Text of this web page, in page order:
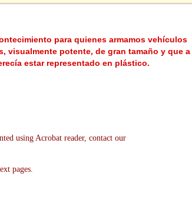
para quienes armamos vehículos
visualmente potente, de gran tamaño y que a
estar representado en plástico.
using Acrobat reader, contact our
pages.